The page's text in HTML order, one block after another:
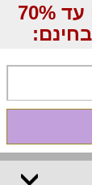
קבלו מבצעים לוהטים ומוזלים עד 70%